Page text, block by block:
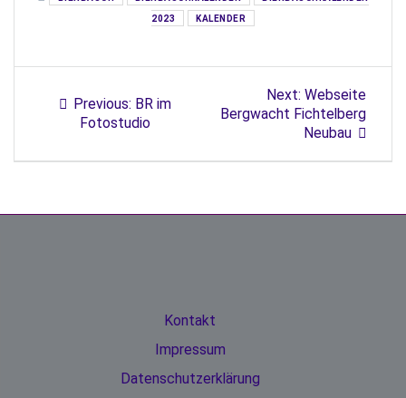
2023 KALENDER
Previous: BR im
Fotostudio
Next: Webseite
Bergwacht Fichtelberg
Neubau
Kontakt
Impressum
Datenschutzerklärung